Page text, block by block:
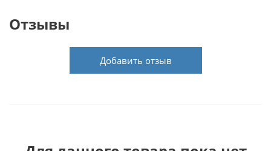
Отзывы
Добавить отзыв